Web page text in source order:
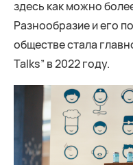
здесь как можно
Разнообразие и его
обществе стала
Talks” в 2022 году.